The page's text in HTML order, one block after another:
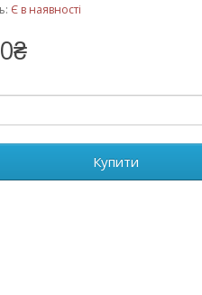
Є в наявності
Купити